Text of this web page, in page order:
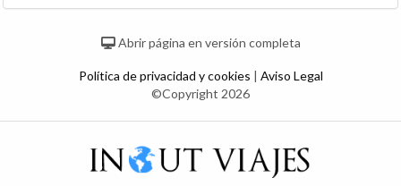
Abrir página en versión completa
Política de privacidad y cookies | Aviso Legal
©Copyright 2026